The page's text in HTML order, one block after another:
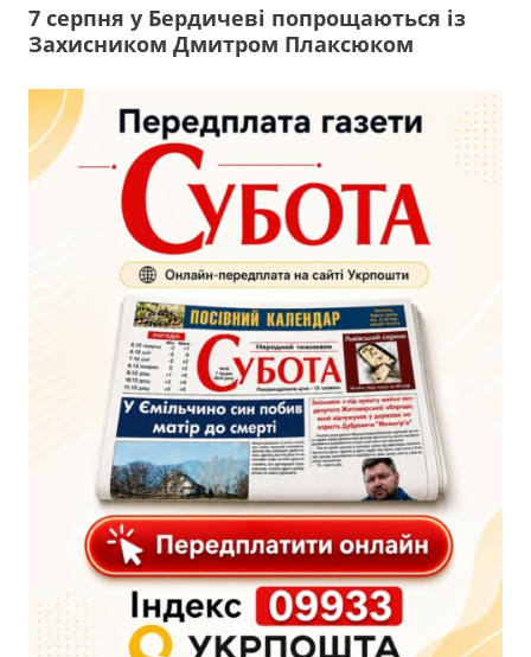
7 серпня у Бердичеві попрощаються із
Захисником Дмитром Плаксюком